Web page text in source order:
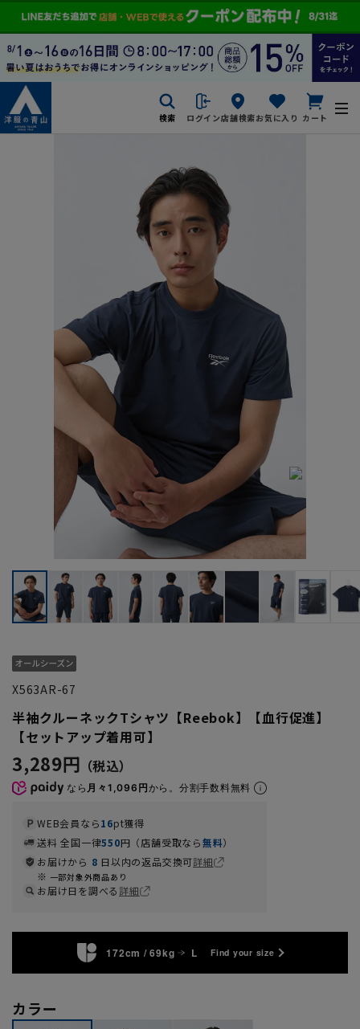
検索 ログイン店舗検索お気に入り カート
X563AR-67
半袖クルーネックTシャツ【Reebok】【血行促進】
【セットアップ着用可】
3,289円
なら 月々1,096円から。分割手数料無料
WEB会員なら16pt獲得
送料 全国一律550円（店舗受取なら無料）
お届けから 8 日以内の返品交換可詳細
一部対象外商品あり
お届け日を調べる詳細
172cm / 69kg L Find your size
カラー